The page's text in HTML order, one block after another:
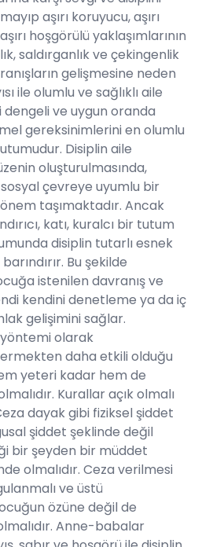
aşırı koruyucu, aşırı
hoşgörülü yaklaşımlarının
saldırganlık ve çekingenlik
gelişmesine neden
ile olumlu ve sağlıklı aile
ve uygun oranda
gereksinimlerini en olumlu
Disiplin aile
oluşturulmasında,
çevreye uyumlu bir
taşımaktadır. Ancak
katı, kuralcı bir tutum
disiplin tutarlı esnek
Bu şekilde
istenilen davranış ve
kendini denetleme ya da iç
gelişimini sağlar.
olarak
daha etkili olduğu
yeteri kadar hem de
Kurallar açık olmalı
dayak gibi fiziksel şiddet
şiddet şeklinde değil
bir şeyden bir müddet
olmalıdır. Ceza verilmesi
ve üstü
özüne değil de
Anne-babalar